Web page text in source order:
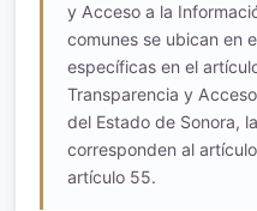
y Acceso a la
comunes se ubican en
específicas en el
Transparencia y
del Estado de Sonora,
corresponden al
artículo 55.